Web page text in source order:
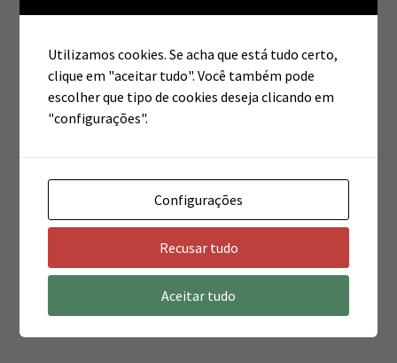
Utilizamos cookies. Se acha que está tudo certo,
clique em "aceitar tudo". Você também pode
escolher que tipo de cookies deseja clicando em
"configurações".
Configurações
Recusar tudo
Aceitar tudo